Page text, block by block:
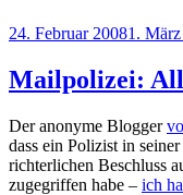
Veröffentlicht
24. Februar 20081.
Mailpolizei:
Der anonyme Blogger
dass ein Polizist in
richterlichen Beschluss
zugegriffen habe – ich